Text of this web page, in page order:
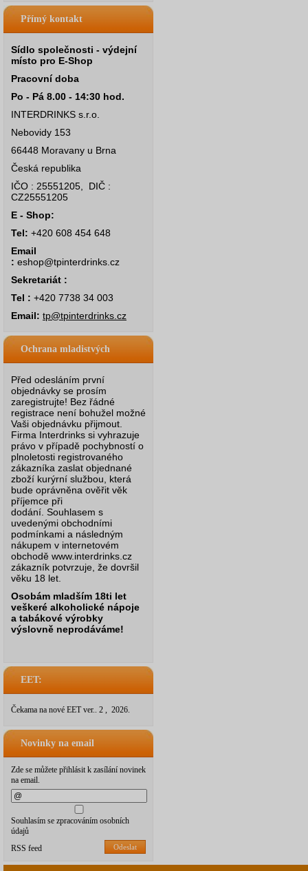
Přímý kontakt
Sídlo společnosti - výdejní
místo pro E-Shop
Pracovní doba
Po - Pá 8.00 - 14:30 hod.
INTERDRINKS s.r.o.
Nebovidy 153
66448 Moravany u Brna
Česká republika
IČO : 25551205, DIČ :
CZ25551205
E - Shop:
Tel: +420 608 454 648
Email
: eshop@tpinterdrinks.cz
Sekretariát :
Tel : +420 7738 34 003
Email: tp@tpinterdrinks.cz
Ochrana mladistvých
Před odesláním první
objednávky se prosím
zaregistrujte! Bez řádné
registrace není bohužel možné
Vaši objednávku přijmout.
Firma Interdrinks si vyhrazuje
právo v případě pochybností o
plnoletosti registrovaného
zákazníka zaslat objednané
zboží kurýrní službou, která
bude oprávněna ověřit věk
příjemce při
dodání. Souhlasem s
uvedenými obchodními
podmínkami a následným
nákupem v internetovém
obchodě www.interdrinks.cz
zákazník potvrzuje, že dovršil
věku 18 let.
Osobám mladším 18ti let
veškeré alkoholické nápoje
a tabákové výrobky
výslovně neprodáváme!
EET:
Čekama na nové EET ver.. 2 , 2026.
Novinky na email
Zde se můžete přihlásit k zasílání novinek
na email.
Souhlasím se zpracováním osobních
údajů
Odeslat
RSS feed